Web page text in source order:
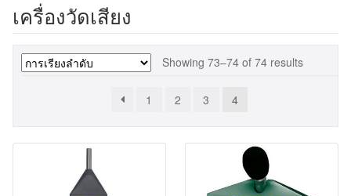
เครื่องวัดเสียง
Showing 73–74 of 74 results
1 2 3 4